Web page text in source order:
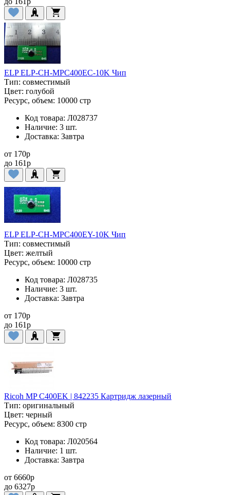
ELP ELP-CH-MPC400EC-10K Чип
Тип: совместимый
Цвет: голубой
Ресурс, объем: 10000 стр
Код товара: Л028737
Наличие: 3 шт.
Доставка: Завтра
от 170p
до 161p
ELP ELP-CH-MPC400EY-10K Чип
Тип: совместимый
Цвет: желтый
Ресурс, объем: 10000 стр
Код товара: Л028735
Наличие: 3 шт.
Доставка: Завтра
от 170p
до 161p
Ricoh MP C400EK | 842235 Картридж лазерный
Тип: оригинальный
Цвет: черный
Ресурс, объем: 8300 стр
Код товара: Л020564
Наличие: 1 шт.
Доставка: Завтра
от 6660p
до 6327p